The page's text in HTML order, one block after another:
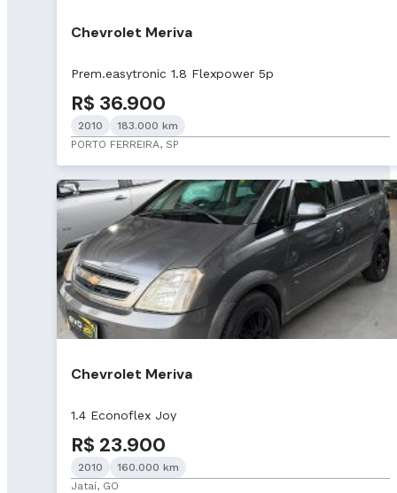
Chevrolet Meriva
Prem.easytronic 1.8 Flexpower 5p
R$ 36.900
2010
183.000 km
PORTO FERREIRA, SP
Chevrolet Meriva
1.4 Econoflex Joy
R$ 23.900
2010
160.000 km
Jataí, GO